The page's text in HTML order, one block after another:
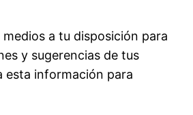
a tu disposición para
y sugerencias de tus
esta información para